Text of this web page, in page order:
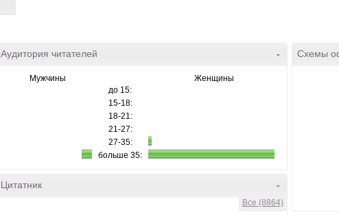
-
Аудитория читателей
Мужчины
Женщины
до 15:
15-18:
18-21:
21-27:
27-35:
больше 35:
-
Цитатник
Все (8864)
Схемы